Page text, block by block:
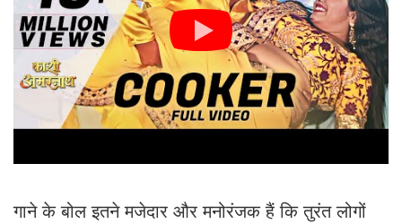
गाने के बोल इतने मजेदार और मनोरंजक हैं कि तुरंत लोगों